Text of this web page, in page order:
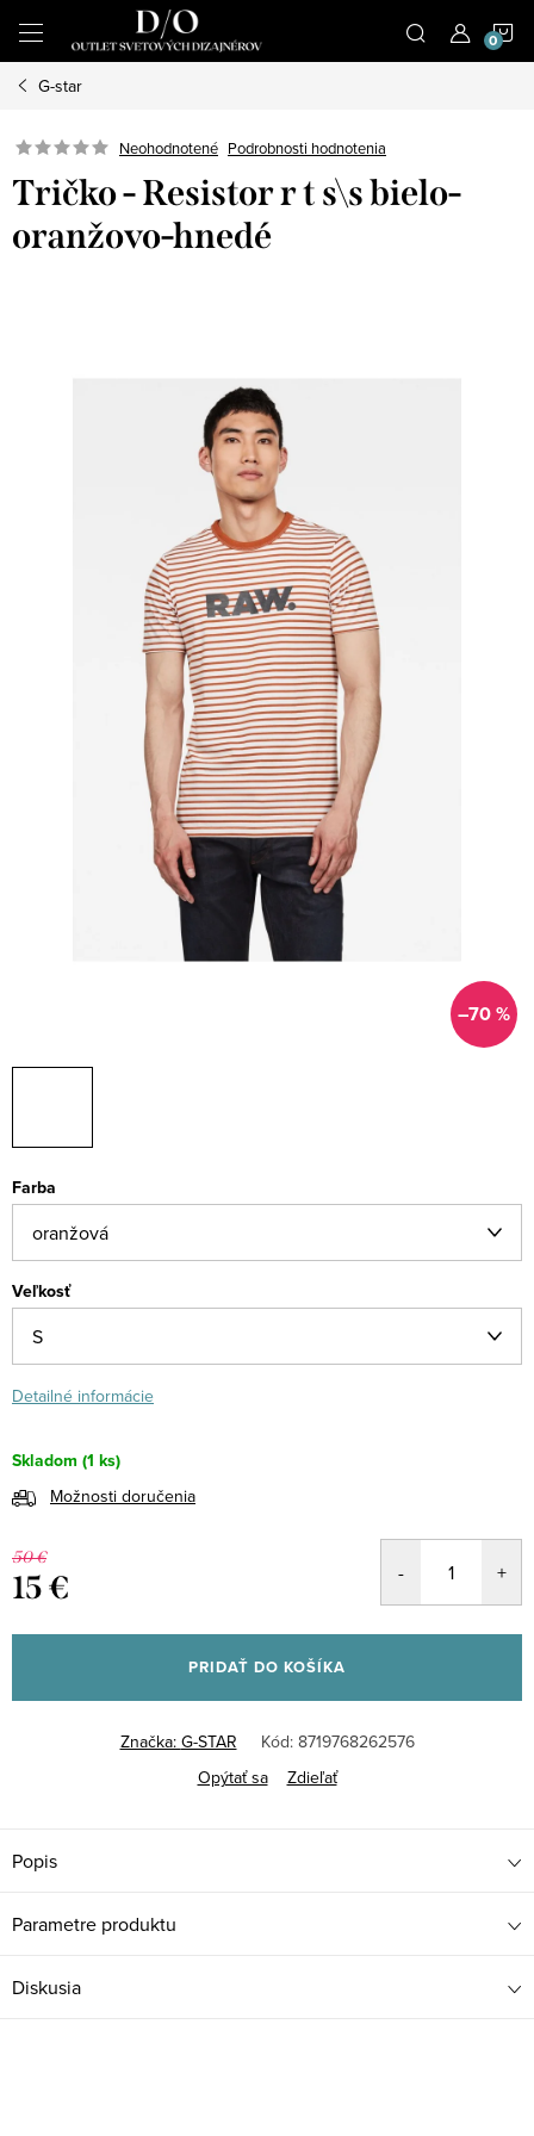
obsah
G-star
Neohodnotené Podrobnosti hodnotenia
Tričko - Resistor r t s\s bielo-
oranžovo-hnedé
–70 %
Farba
Veľkosť
Detailné informácie
Skladom (1 ks)
Možnosti doručenia
50 €
15 €
cena:
PRIDAŤ DO KOŠÍKA
Značka: G-STAR Kód: 8719768262576
Opýtať sa
Zdieľať
Popis
Parametre produktu
Diskusia